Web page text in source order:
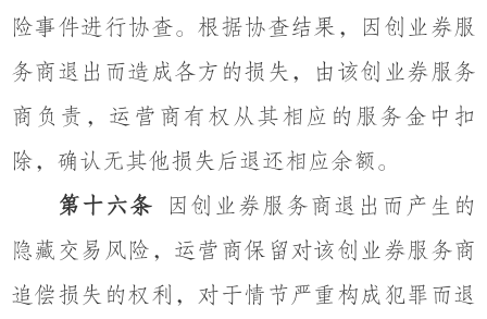
险事件进行协查。根据协查结果，因创业券服
务商退出而造成各方的损失，由该创业券服务
商负责，运营商有权从其相应的服务金中扣
除，确认无其他损失后退还相应余额。
第十六条
因创业券服务商退出而产生的
隐藏交易风险，运营商保留对该创业券服务商
追偿损失的权利，对于情节严重构成犯罪而退